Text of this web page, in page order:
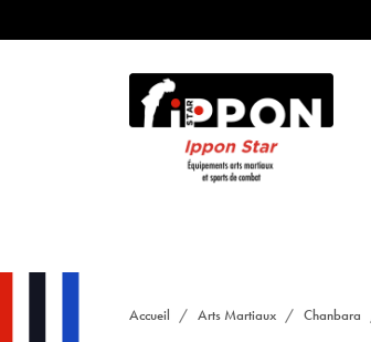
Accueil Arts Martiaux Chanbara